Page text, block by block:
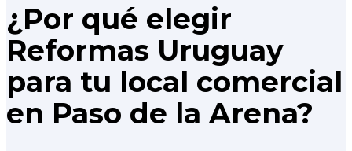
¿Por qué elegir
Reformas Uruguay
para tu local comercial
en Paso de la Arena?